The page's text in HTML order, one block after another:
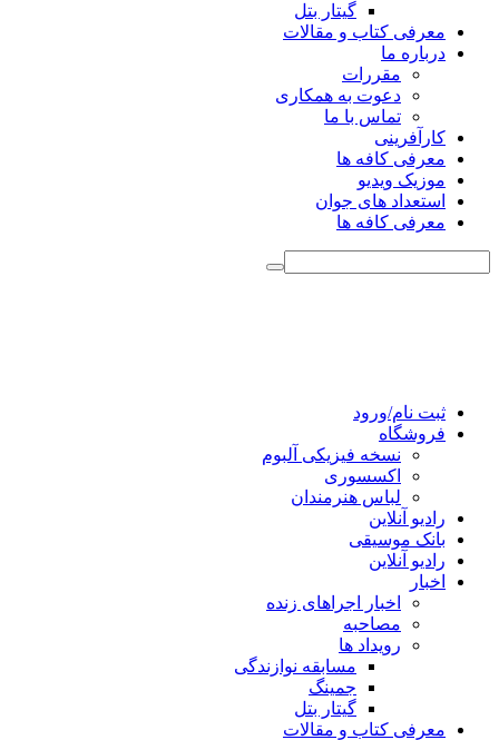
گیتار بتل
معرفی کتاب و مقالات
درباره ما
مقررات
دعوت به همکاری
تماس با ما
کارآفرینی
معرفی کافه ها
موزیک ویدیو
استعداد های جوان
معرفی کافه ها
ثبت نام/ورود
فروشگاه
نسخه فیزیکی آلبوم
اکسسوری
لباس هنرمندان
رادیو آنلاین
بانک موسیقی
رادیو آنلاین
اخبار
اخبار اجراهای زنده
مصاحبه
رویداد ها
مسابقه نوازندگی
جمینگ
گیتار بتل
معرفی کتاب و مقالات